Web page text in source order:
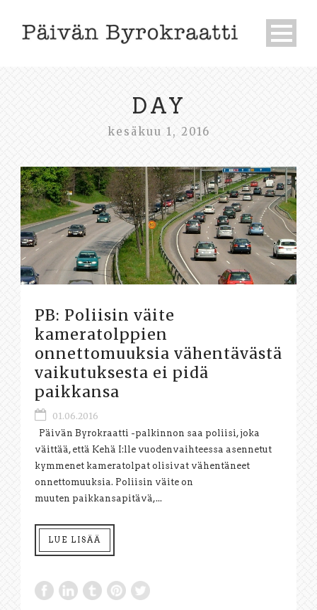
DAY
kesäkuu 1, 2016
PB: Poliisin väite
kameratolppien
onnettomuuksia vähentävästä
vaikutuksesta ei pidä
paikkansa
01.06.2016
Päivän Byrokraatti -palkinnon saa poliisi, joka
väittää, että Kehä I:lle vuodenvaihteessa asennetut
kymmenet kameratolpat olisivat vähentäneet
onnettomuuksia. Poliisin väite on
muuten paikkansapitävä,...
LUE LISÄÄ